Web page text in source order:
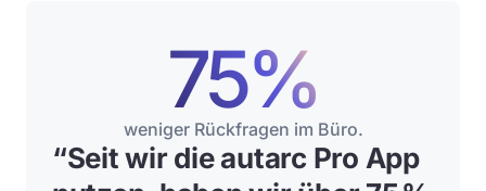
75%
weniger Rückfragen im Büro.
“Seit wir die autarc Pro App